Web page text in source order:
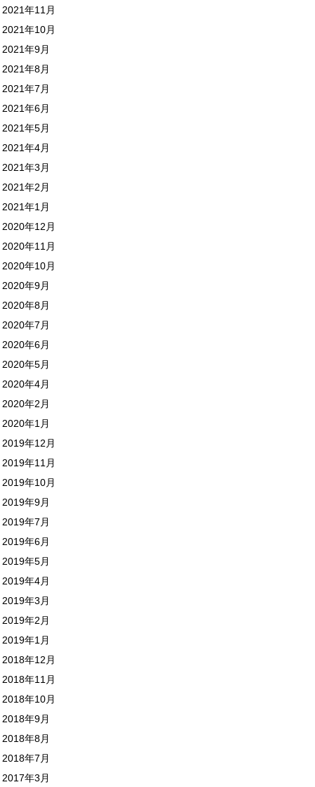
2021年11月
2021年10月
2021年9月
2021年8月
2021年7月
2021年6月
2021年5月
2021年4月
2021年3月
2021年2月
2021年1月
2020年12月
2020年11月
2020年10月
2020年9月
2020年8月
2020年7月
2020年6月
2020年5月
2020年4月
2020年2月
2020年1月
2019年12月
2019年11月
2019年10月
2019年9月
2019年7月
2019年6月
2019年5月
2019年4月
2019年3月
2019年2月
2019年1月
2018年12月
2018年11月
2018年10月
2018年9月
2018年8月
2018年7月
2017年3月